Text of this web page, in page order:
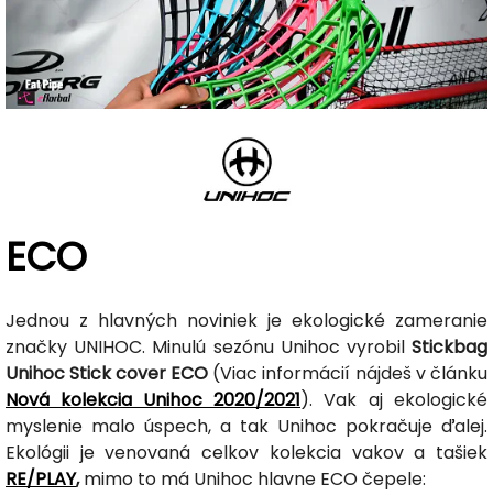
ECO
Jednou z hlavných noviniek je ekologické zameranie
značky UNIHOC. Minulú sezónu Unihoc vyrobil Stickbag
Unihoc Stick cover ECO (Viac informácií nájdeš v článku
Nová kolekcia Unihoc 2020/2021). Vak aj ekologické
myslenie malo úspech, a tak Unihoc pokračuje ďalej.
Ekológii je venovaná celkov kolekcia vakov a tašiek
RE/PLAY,mimo to má Unihoc hlavne ECO čepele: